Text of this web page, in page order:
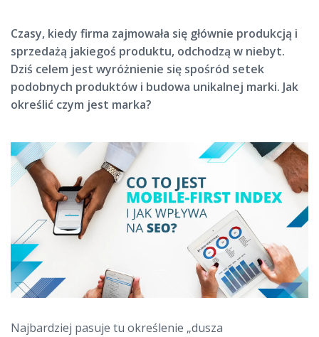
Czasy, kiedy firma zajmowała się głównie produkcją i
sprzedażą jakiegoś produktu, odchodzą w niebyt.
Dziś celem jest wyróżnienie się spośród setek
podobnych produktów i budowa unikalnej marki. Jak
określić czym jest marka?
Najbardziej pasuje tu określenie „dusza